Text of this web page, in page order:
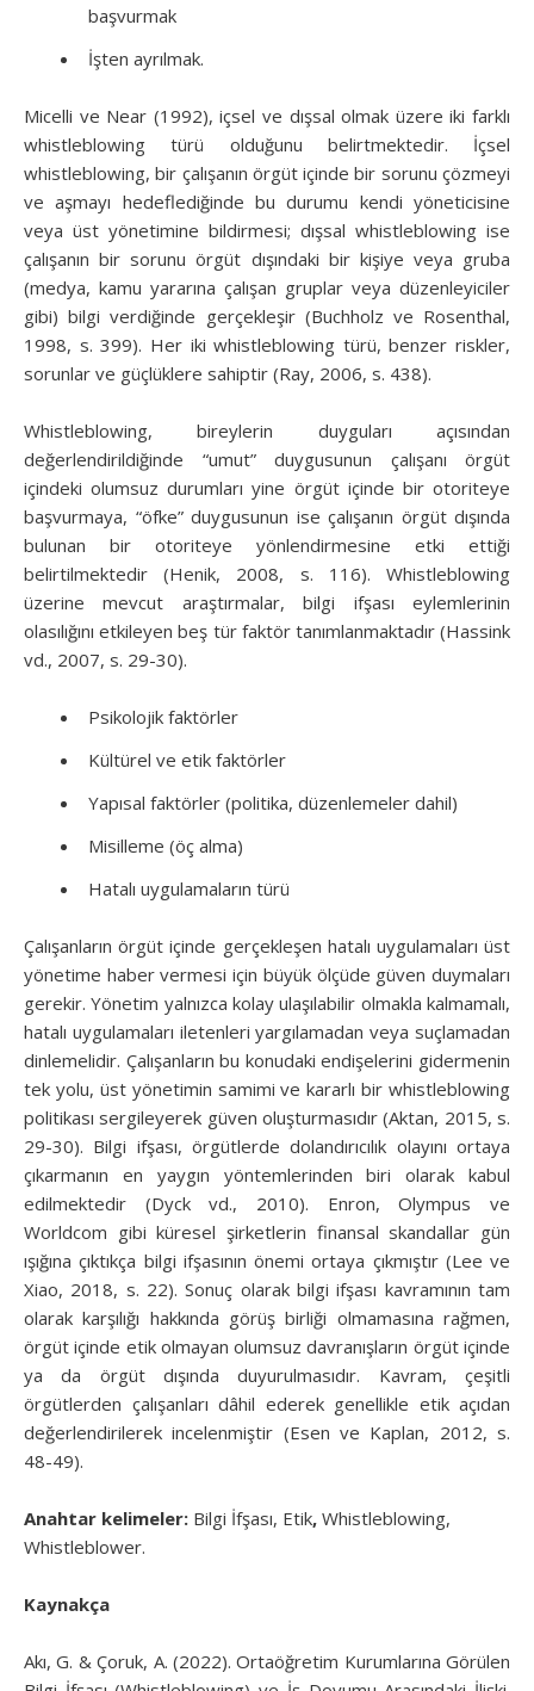
başvurmak
İşten ayrılmak.
Micelli ve Near (1992), içsel ve dışsal olmak üzere iki farklı
whistleblowing türü olduğunu belirtmektedir. İçsel
whistleblowing, bir çalışanın örgüt içinde bir sorunu çözmeyi
ve aşmayı hedeflediğinde bu durumu kendi yöneticisine
veya üst yönetimine bildirmesi; dışsal whistleblowing ise
çalışanın bir sorunu örgüt dışındaki bir kişiye veya gruba
(medya, kamu yararına çalışan gruplar veya düzenleyiciler
gibi) bilgi verdiğinde gerçekleşir (Buchholz ve Rosenthal,
1998, s. 399). Her iki whistleblowing türü, benzer riskler,
sorunlar ve güçlüklere sahiptir (Ray, 2006, s. 438).
Whistleblowing, bireylerin duyguları açısından
değerlendirildiğinde “umut” duygusunun çalışanı örgüt
içindeki olumsuz durumları yine örgüt içinde bir otoriteye
başvurmaya, “öfke” duygusunun ise çalışanın örgüt dışında
bulunan bir otoriteye yönlendirmesine etki ettiği
belirtilmektedir (Henik, 2008, s. 116). Whistleblowing
üzerine mevcut araştırmalar, bilgi ifşası eylemlerinin
olasılığını etkileyen beş tür faktör tanımlanmaktadır (Hassink
vd., 2007, s. 29-30).
Psikolojik faktörler
Kültürel ve etik faktörler
Yapısal faktörler (politika, düzenlemeler dahil)
Misilleme (öç alma)
Hatalı uygulamaların türü
Çalışanların örgüt içinde gerçekleşen hatalı uygulamaları üst
yönetime haber vermesi için büyük ölçüde güven duymaları
gerekir. Yönetim yalnızca kolay ulaşılabilir olmakla kalmamalı,
hatalı uygulamaları iletenleri yargılamadan veya suçlamadan
dinlemelidir. Çalışanların bu konudaki endişelerini gidermenin
tek yolu, üst yönetimin samimi ve kararlı bir whistleblowing
politikası sergileyerek güven oluşturmasıdır (Aktan, 2015, s.
29-30). Bilgi ifşası, örgütlerde dolandırıcılık olayını ortaya
çıkarmanın en yaygın yöntemlerinden biri olarak kabul
edilmektedir (Dyck vd., 2010). Enron, Olympus ve
Worldcom gibi küresel şirketlerin finansal skandallar gün
ışığına çıktıkça bilgi ifşasının önemi ortaya çıkmıştır (Lee ve
Xiao, 2018, s. 22). Sonuç olarak bilgi ifşası kavramının tam
olarak karşılığı hakkında görüş birliği olmamasına rağmen,
örgüt içinde etik olmayan olumsuz davranışların örgüt içinde
ya da örgüt dışında duyurulmasıdır. Kavram, çeşitli
örgütlerden çalışanları dâhil ederek genellikle etik açıdan
değerlendirilerek incelenmiştir (Esen ve Kaplan, 2012, s.
48-49).
Anahtar kelimeler: Bilgi İfşası, Etik, Whistleblowing,
Whistleblower.
Kaynakça
Akı, G. & Çoruk, A. (2022). Ortaöğretim Kurumlarına Görülen